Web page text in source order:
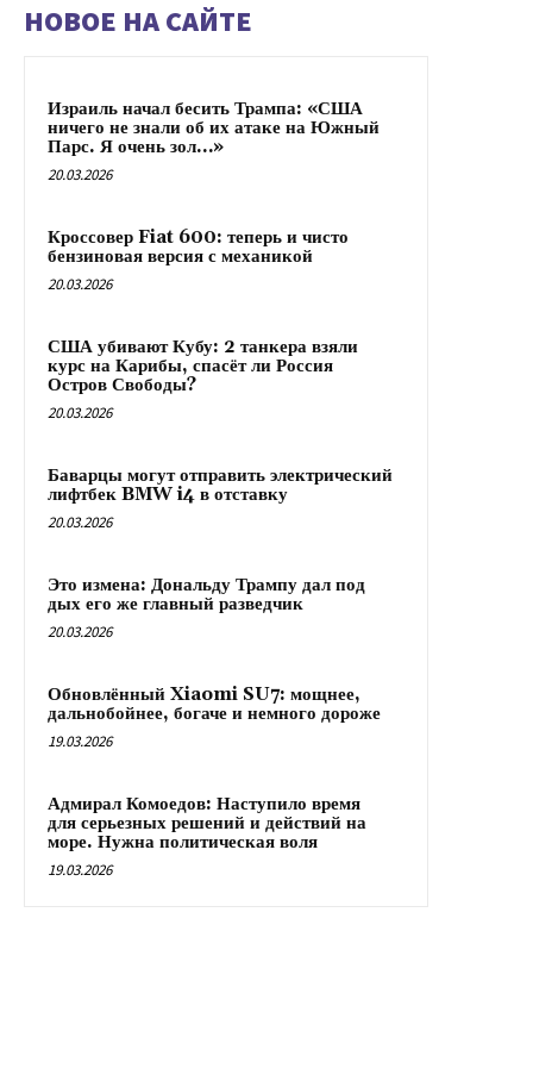
НОВОЕ НА САЙТЕ
Израиль начал бесить Трампа: «США
ничего не знали об их атаке на Южный
Парс. Я очень зол…»
20.03.2026
Кроссовер Fiat 600: теперь и чисто
бензиновая версия с механикой
20.03.2026
США убивают Кубу: 2 танкера взяли
курс на Карибы, спасёт ли Россия
Остров Свободы?
20.03.2026
Баварцы могут отправить электрический
лифтбек BMW i4 в отставку
20.03.2026
Это измена: Дональду Трампу дал под
дых его же главный разведчик
20.03.2026
Обновлённый Xiaomi SU7: мощнее,
дальнобойнее, богаче и немного дороже
19.03.2026
Адмирал Комоедов: Наступило время
для серьезных решений и действий на
море. Нужна политическая воля
19.03.2026